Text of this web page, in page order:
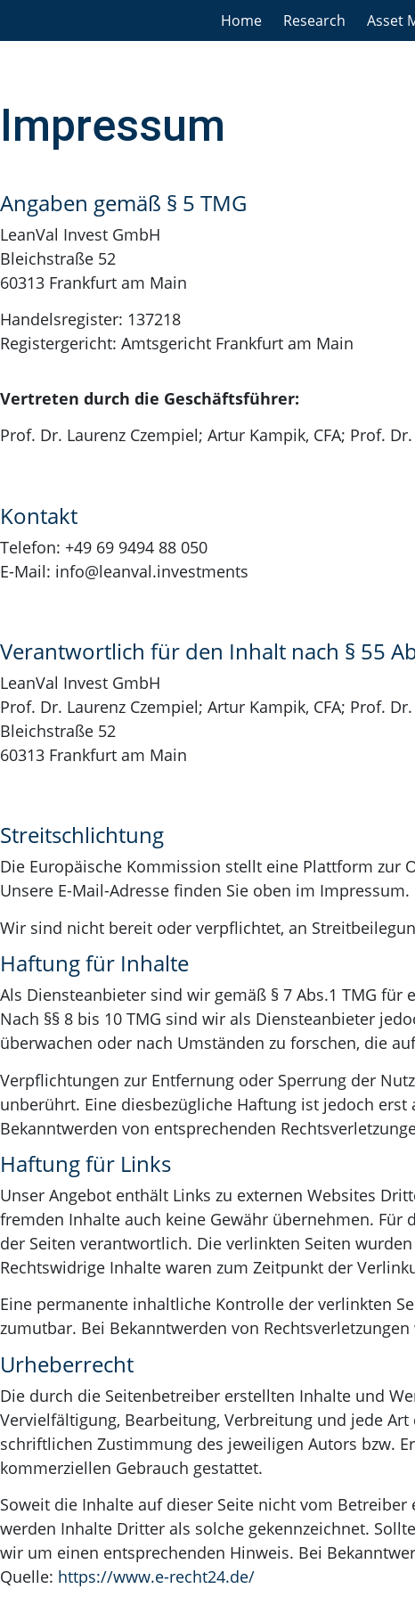
Home Research Asset
Impressum
Angaben gemäß § 5 TMG
LeanVal Invest GmbH
Bleichstraße 52
60313 Frankfurt am Main
Handelsregister: 137218
Registergericht: Amtsgericht Frankfurt am Main
Vertreten durch die Geschäftsführer:
Prof. Dr. Laurenz Czempiel; Artur Kampik, CFA; Prof.
Kontakt
Telefon: +49 69 9494 88 050
E-Mail: info@leanval.investments
Verantwortlich für den Inhalt nach § 55
LeanVal Invest GmbH
Prof. Dr. Laurenz Czempiel; Artur Kampik, CFA; Prof.
Bleichstraße 52
60313 Frankfurt am Main
Streitschlichtung
Die Europäische Kommission stellt eine Plattform zur
Unsere E-Mail-Adresse finden Sie oben im Impressum.
Wir sind nicht bereit oder verpflichtet, an
Haftung für Inhalte
Als Diensteanbieter sind wir gemäß § 7 Abs.1 TMG
Nach §§ 8 bis 10 TMG sind wir als Diensteanbieter
überwachen oder nach Umständen zu forschen, die
Verpflichtungen zur Entfernung oder Sperrung der
unberührt. Eine diesbezügliche Haftung ist jedoch
Bekanntwerden von entsprechenden
Haftung für Links
Unser Angebot enthält Links zu externen Websites
fremden Inhalte auch keine Gewähr übernehmen.
der Seiten verantwortlich. Die verlinkten Seiten
Rechtswidrige Inhalte waren zum Zeitpunkt der
Eine permanente inhaltliche Kontrolle der verlinkten
zumutbar. Bei Bekanntwerden von
Urheberrecht
Die durch die Seitenbetreiber erstellten Inhalte und
Vervielfältigung, Bearbeitung, Verbreitung und jede
schriftlichen Zustimmung des jeweiligen Autors bzw.
kommerziellen Gebrauch gestattet.
Soweit die Inhalte auf dieser Seite nicht vom
werden Inhalte Dritter als solche gekennzeichnet.
wir um einen entsprechenden Hinweis. Bei
Quelle: https://www.e-recht24.de/